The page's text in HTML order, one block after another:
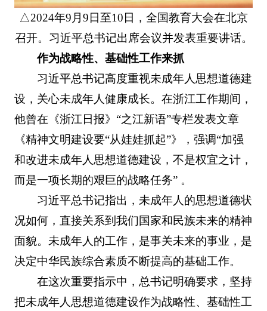
△2024年9月9日至10日，全国教育大会在北京
召开。习近平总书记出席会议并发表重要讲话。
作为战略性、基础性工作来抓
习近平总书记高度重视未成年人思想道德建
设，关心未成年人健康成长。在浙江工作期间，
他曾在《浙江日报》“之江新语”专栏发表文章
《精神文明建设要“从娃娃抓起”》，强调“加强
和改进未成年人思想道德建设，不是权宜之计，
而是一项长期的艰巨的战略任务” 。
习近平总书记指出，未成年人的思想道德状
况如何，直接关系到我们国家和民族未来的精神
面貌。未成年人的工作，是事关未来的事业，是
决定中华民族综合素质不断提高的基础工作。
在这次重要指示中，总书记明确要求，坚持
把未成年人思想道德建设作为战略性、基础性工